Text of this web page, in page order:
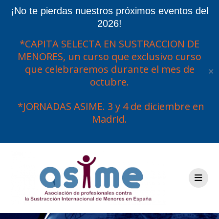
¡No te pierdas nuestros próximos eventos del
2026!
*CAPITA SELECTA EN SUSTRACCION DE
MENORES, un curso que exclusivo curso
que celebraremos durante el mes de
octubre.
*JORNADAS ASIME. 3 y 4 de diciembre en
Madrid.
✕
contenido